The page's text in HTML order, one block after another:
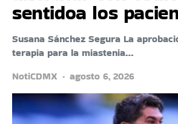
sentidoa los
Susana Sánchez Segura La
terapia para la miastenia…
NotiCDMX
agosto 6, 2026